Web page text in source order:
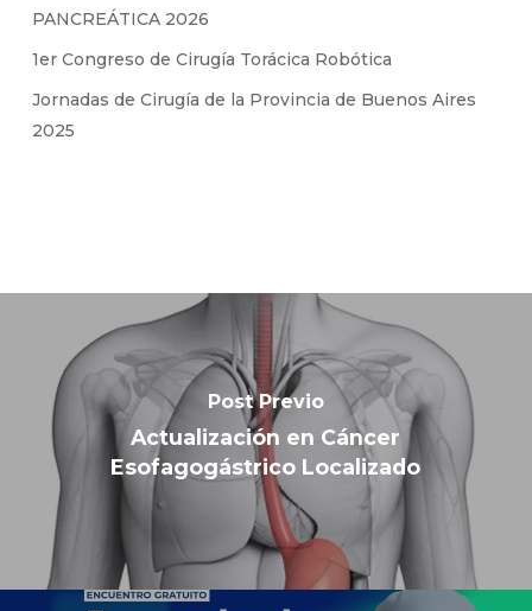
PANCREÁTICA 2026
1er Congreso de Cirugía Torácica Robótica
Jornadas de Cirugía de la Provincia de Buenos Aires
2025
Post Previo
Actualización en Cáncer
Esofagogástrico Localizado